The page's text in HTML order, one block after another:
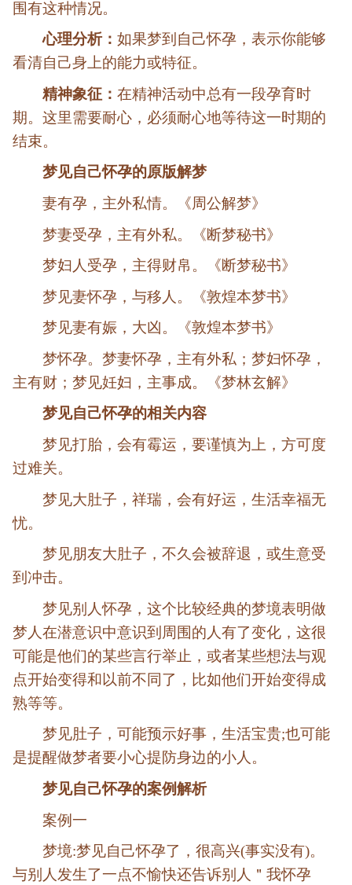
围有这种情况。
心理分析：如果梦到自己怀孕，表示你能够
看清自己身上的能力或特征。
精神象征：在精神活动中总有一段孕育时
期。这里需要耐心，必须耐心地等待这一时期的
结束。
梦见自己怀孕的原版解梦
妻有孕，主外私情。《周公解梦》
梦妻受孕，主有外私。《断梦秘书》
梦妇人受孕，主得财帛。《断梦秘书》
梦见妻怀孕，与移人。《敦煌本梦书》
梦见妻有娠，大凶。《敦煌本梦书》
梦怀孕。梦妻怀孕，主有外私；梦妇怀孕，
主有财；梦见妊妇，主事成。《梦林玄解》
梦见自己怀孕的相关内容
梦见打胎，会有霉运，要谨慎为上，方可度
过难关。
梦见大肚子，祥瑞，会有好运，生活幸福无
忧。
梦见朋友大肚子，不久会被辞退，或生意受
到冲击。
梦见别人怀孕，这个比较经典的梦境表明做
梦人在潜意识中意识到周围的人有了变化，这很
可能是他们的某些言行举止，或者某些想法与观
点开始变得和以前不同了，比如他们开始变得成
熟等等。
梦见肚子，可能预示好事，生活宝贵;也可能
是提醒做梦者要小心提防身边的小人。
梦见自己怀孕的案例解析
案例一
梦境:梦见自己怀孕了，很高兴(事实没有)。
与别人发生了一点不愉快还告诉别人＂我怀孕